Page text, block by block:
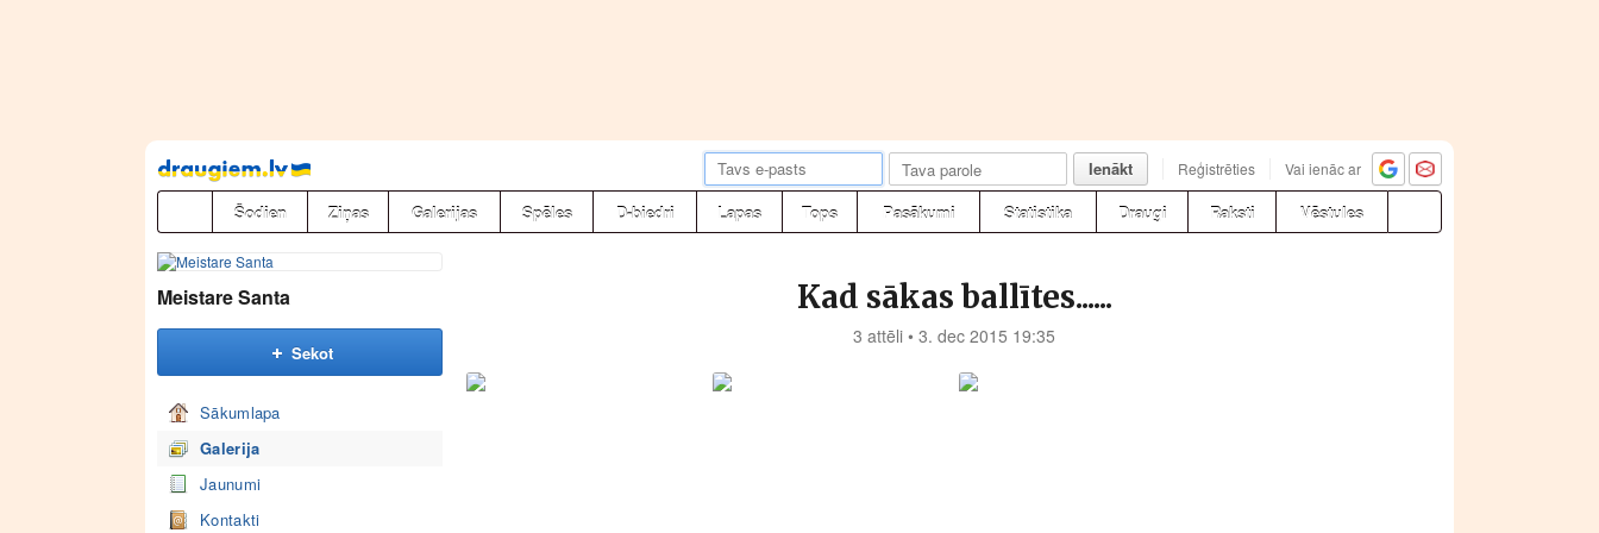
Pāriet
uz
saturu
Ienākt Reģistrēties Vai ienāc ar
Šodien Ziņas Galerijas Spēles D-biedri Lapas Tops Pasākumi Statistika Draugi Raksti Vēstules
Meistare Santa
Sekot
Sākumlapa
Galerija
Jaunumi
Kontakti
Kad sākas ballītes......
3 attēli • 3. dec 2015 19:35